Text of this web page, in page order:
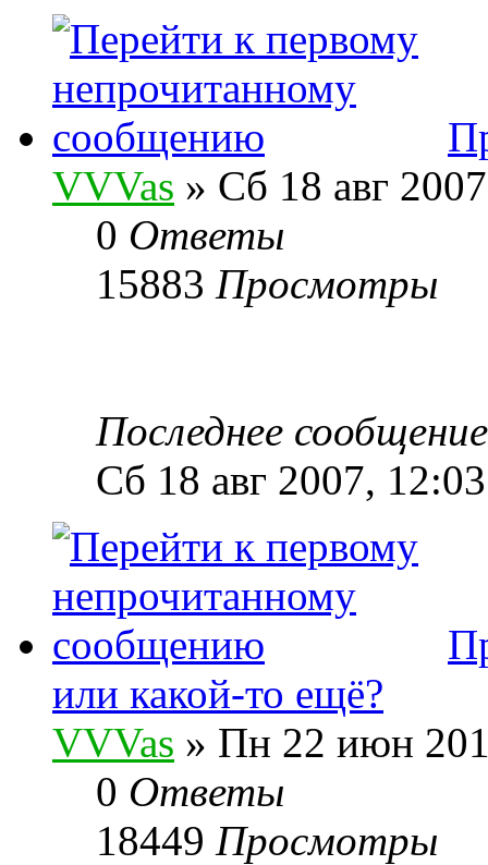
VVVas » Сб 18 авг
0 Ответы
15883 Просмотры
Последнее
Сб 18 авг 2007, 12:03
или какой-то ещё?
VVVas » Пн 22 июн
0 Ответы
18449 Просмотры